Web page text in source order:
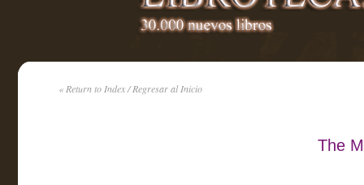
« Return to Index / Regresar al Inicio
The